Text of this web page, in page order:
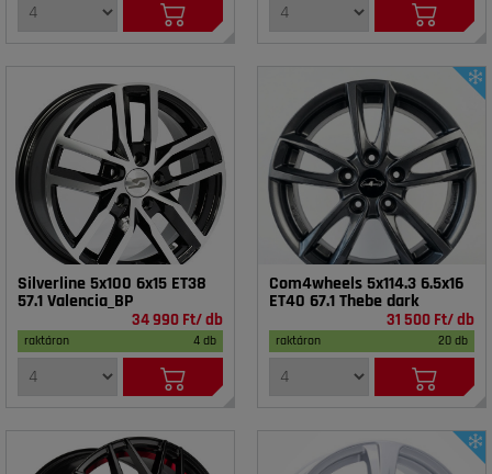
Silverline 5x100 6x15 ET38
57.1 Valencia_BP
34 990 Ft/ db
raktáron 4 db
Com4wheels 5x114.3 6.5x16
ET40 67.1 Thebe dark
31 500 Ft/ db
raktáron 20 db